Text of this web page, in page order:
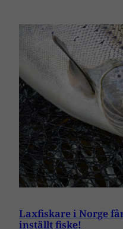
Laxfiskare i Norge
inställt fiske!